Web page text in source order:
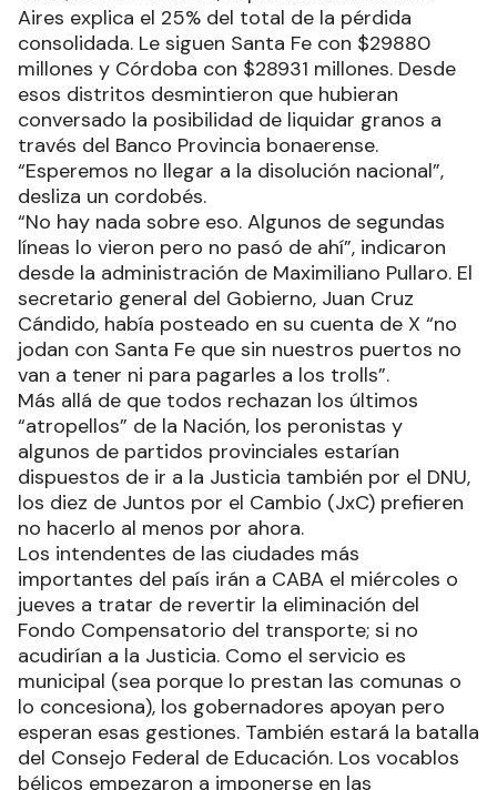
Aires explica el 25% del total de la pérdida
consolidada. Le siguen Santa Fe con $29880
millones y Córdoba con $28931 millones. Desde
esos distritos desmintieron que hubieran
conversado la posibilidad de liquidar granos a
través del Banco Provincia bonaerense.
“Esperemos no llegar a la disolución nacional”,
desliza un cordobés.
“No hay nada sobre eso. Algunos de segundas
líneas lo vieron pero no pasó de ahí”, indicaron
desde la administración de Maximiliano Pullaro. El
secretario general del Gobierno, Juan Cruz
Cándido, había posteado en su cuenta de X “no
jodan con Santa Fe que sin nuestros puertos no
van a tener ni para pagarles a los trolls”.
Más allá de que todos rechazan los últimos
“atropellos” de la Nación, los peronistas y
algunos de partidos provinciales estarían
dispuestos de ir a la Justicia también por el DNU,
los diez de Juntos por el Cambio (JxC) prefieren
no hacerlo al menos por ahora.
Los intendentes de las ciudades más
importantes del país irán a CABA el miércoles o
jueves a tratar de revertir la eliminación del
Fondo Compensatorio del transporte; si no
acudirían a la Justicia. Como el servicio es
municipal (sea porque lo prestan las comunas o
lo concesiona), los gobernadores apoyan pero
esperan esas gestiones. También estará la batalla
del Consejo Federal de Educación. Los vocablos
bélicos empezaron a imponerse en las